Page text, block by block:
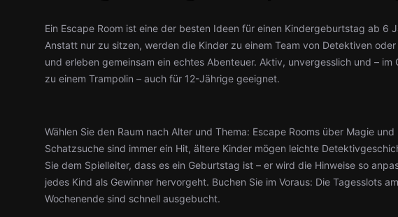
Ein Escape Room ist eine der besten Ideen für einen Kindergeburtstag ab 6
Anstatt nur zu sitzen, werden die Kinder zu einem Team von Detektiven
und erleben gemeinsam ein echtes Abenteuer. Aktiv, unvergesslich und – im
zu einem Trampolin – auch für 12-Jährige geeignet.
Wählen Sie den Raum nach Alter und Thema: Escape Rooms über Magie und
Schatzsuche sind immer ein Hit, ältere Kinder mögen leichte
Sie dem Spielleiter, dass es ein Geburtstag ist – er wird die Hinweise so
jedes Kind als Gewinner hervorgeht. Buchen Sie im Voraus: Die Tagesslots am
Wochenende sind schnell ausgebucht.